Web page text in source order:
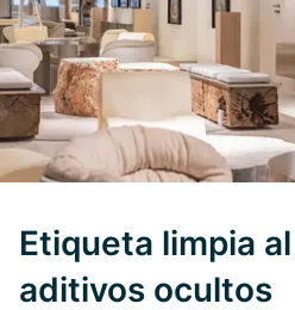
Etiqueta limpia
aditivos ocultos